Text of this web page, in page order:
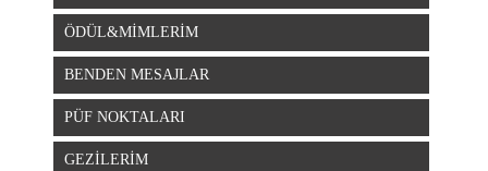
ÖDÜL&MİMLERİM
BENDEN MESAJLAR
PÜF NOKTALARI
GEZİLERİM